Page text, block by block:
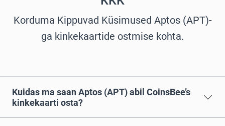
Korduma Kippuvad Küsimused Aptos (APT)-
ga kinkekaartide ostmise kohta.
Kuidas ma saan Aptos (APT) abil CoinsBee’s
kinkekaarti osta?